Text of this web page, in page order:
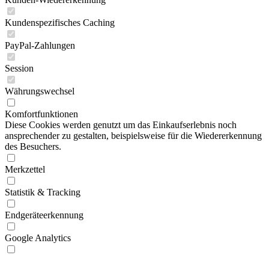
Kundenspezifisches Caching
PayPal-Zahlungen
Session
Währungswechsel
Komfortfunktionen
Diese Cookies werden genutzt um das Einkaufserlebnis noch
ansprechender zu gestalten, beispielsweise für die Wiedererkennung
des Besuchers.
Merkzettel
Statistik & Tracking
Endgeräteerkennung
Google Analytics